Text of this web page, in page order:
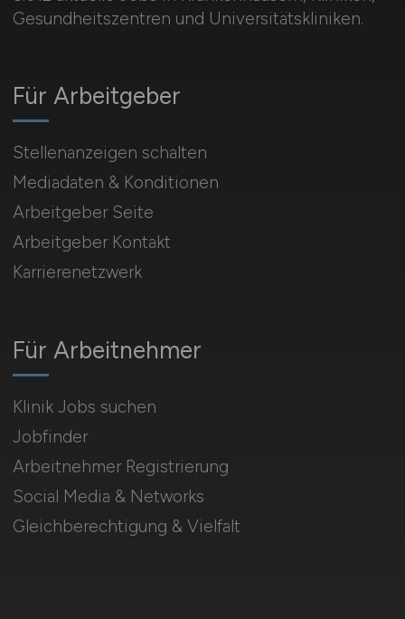
Gesundheitszentren und Universitätskliniken.
Für Arbeitnehmer
Klinik Jobs suchen
Jobfinder
Arbeitnehmer Registrierung
Social Media & Networks
Gleichberechtigung & Vielfalt
Für Arbeitgeber
Stellenanzeigen schalten
Mediadaten & Konditionen
Arbeitgeber Seite
Arbeitgeber Kontakt
Karrierenetzwerk